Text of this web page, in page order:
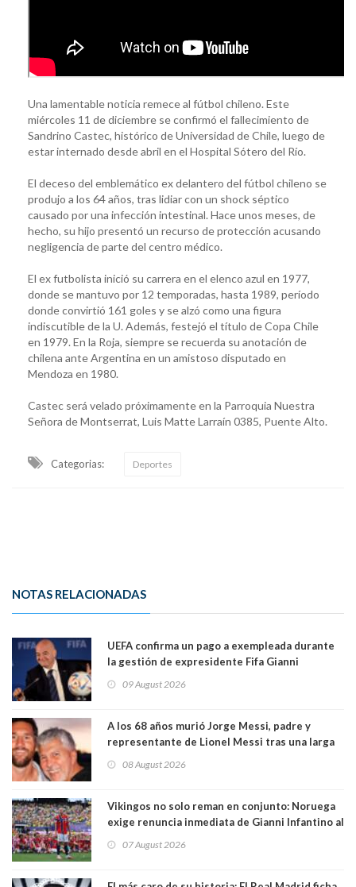
Una lamentable noticia remece al fútbol chileno. Este
miércoles 11 de diciembre se confirmó el fallecimiento de
Sandrino Castec, histórico de Universidad de Chile, luego de
estar internado desde abril en el Hospital Sótero del Río.
El deceso del emblemático ex delantero del fútbol chileno se
produjo a los 64 años, tras lidiar con un shock séptico
causado por una infección intestinal. Hace unos meses, de
hecho, su hijo presentó un recurso de protección acusando
negligencia de parte del centro médico.
El ex futbolista inició su carrera en el elenco azul en 1977,
donde se mantuvo por 12 temporadas, hasta 1989, período
donde convirtió 161 goles y se alzó como una figura
indiscutible de la U. Además, festejó el título de Copa Chile
en 1979. En la Roja, siempre se recuerda su anotación de
chilena ante Argentina en un amistoso disputado en
Mendoza en 1980.
Castec será velado próximamente en la Parroquia Nuestra
Señora de Montserrat, Luis Matte Larraín 0385, Puente Alto.
Categorias: Deportes
NOTAS RELACIONADAS
UEFA confirma un pago a exempleada durante
la gestión de expresidente Fifa Gianni
relación sentimental
09 August 2026
A los 68 años murió Jorge Messi, padre y
representante de Lionel Messi tras una larga
08 August 2026
Vikingos no solo reman en conjunto: Noruega
exige renuncia inmediata de Gianni Infantino al
07 August 2026